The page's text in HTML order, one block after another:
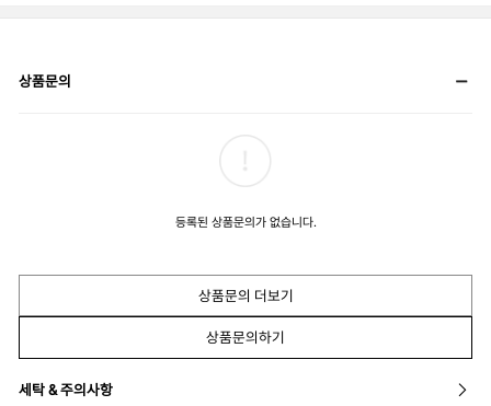
상품문의
등록된 상품문의가 없습니다.
상품문의 더보기
상품문의하기
세탁 & 주의사항